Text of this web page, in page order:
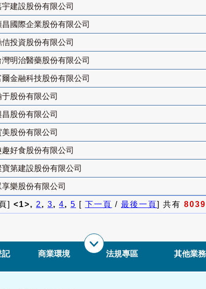
宇建設股份有限公司
昌國際企業股份有限公司
佶投資股份有限公司
灣明治醫藥股份有限公司
爾金融科技股份有限公司
于股份有限公司
昌股份有限公司
美股份有限公司
趣好食股份有限公司
寶第建設股份有限公司
享樂股份有限公司
] <1>, 2, 3, 4, 5 [ 下一頁 / 最後一頁] 共有 8039
記 商業環境 法規專區 其他業務